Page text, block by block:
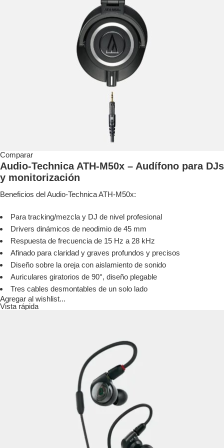
Comparar
Audio-Technica ATH-M50x – Audífono para DJs
y monitorización
Beneficios del Audio-Technica ATH-M50x:
Para tracking/mezcla y DJ de nivel profesional
Drivers dinámicos de neodimio de 45 mm
Respuesta de frecuencia de 15 Hz a 28 kHz
Afinado para claridad y graves profundos y precisos
Diseño sobre la oreja con aislamiento de sonido
Auriculares giratorios de 90°, diseño plegable
Tres cables desmontables de un solo lado
Agregar al wishlist...
Vista rápida